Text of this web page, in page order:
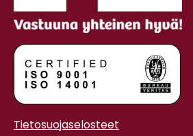
Tietosuojaselosteet